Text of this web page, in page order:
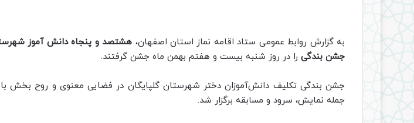
به گزارش روابط عمومی ستاد اقامه نماز استان اصفهان، هشتصد و پنجاه دانش آموز
جشن بندگی را در روز شنبه بیست و هفتم بهمن ماه جشن گرفتند.
جشن بندگی تکلیف دانش‌آموزان دختر شهرستان گلپایگان در فضایی معنوی و روح بخش با
جمله نمایش، سرود و مسابقه برگزار شد.